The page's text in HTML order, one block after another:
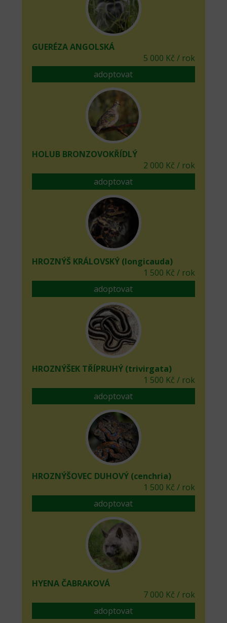
GUERÉZA ANGOLSKÁ
5 000 Kč / rok
adoptovat
HOLUB BRONZOVOKŘÍDLÝ
2 000 Kč / rok
adoptovat
HROZNÝŠ KRÁLOVSKÝ (longicauda)
1 500 Kč / rok
adoptovat
HROZNÝŠEK TŘÍPRUHÝ (trivirgata)
1 500 Kč / rok
adoptovat
HROZNÝŠOVEC DUHOVÝ (cenchria)
1 500 Kč / rok
adoptovat
HYENA ČABRAKOVÁ
7 000 Kč / rok
adoptovat